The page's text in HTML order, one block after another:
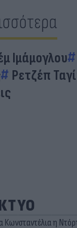
Ιμάμογλου
Ρετζέπ